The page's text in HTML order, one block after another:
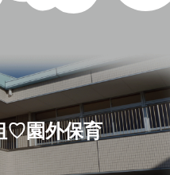
♡園外保育